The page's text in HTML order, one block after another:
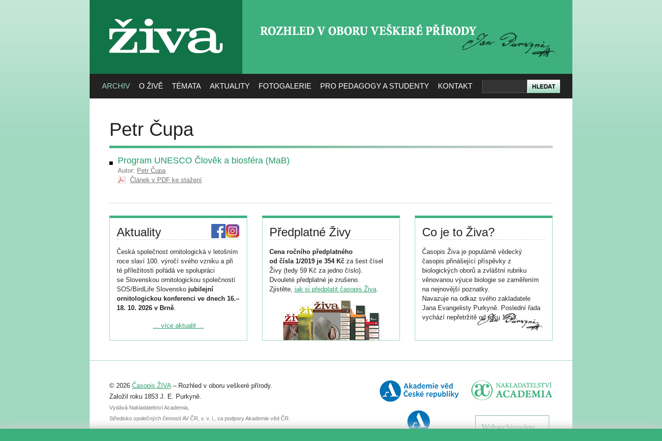
živa
ARCHIV O ŽIVĚ TÉMATA AKTUALITY FOTOGALERIE PRO PEDAGOGY A STUDENTY KONTAKT
Petr Čupa
Program UNESCO Člověk a biosféra (MaB)
Autor: Petr Čupa
Článek v PDF ke stažení
Aktuality
Česká společnost ornitologická v letošním
roce slaví 100. výročí svého vzniku a při
té příležitosti pořádá ve spolupráci
se Slovenskou ornitologickou společností
SOS/BirdLife Slovensko jubilejní
ornitologickou konferenci ve dnech 16.–
18. 10. 2026 v Brně.
Podrobnější informace ke konferenci
Registrovat se můžete do 6. září.
abstraktu přihlášené přednášky nebo
posteru je už 30. června.
... více aktualit ...
Předplatné Živy
Cena ročního předplatného
od čísla 1/2019 je 354 Kč za šest čísel
Živy (tedy 59 Kč za jedno číslo).
Dvouleté předplatné je zrušeno.
Zjistěte, jak si předplatit časopis Živa.
Co je to Živa?
Časopis Živa je populárně vědecký
časopis přinášející příspěvky z
biologických oborů a zvláštní rubriku
věnovanou výuce biologie se zaměřením
na nejnovější poznatky.
Navazuje na odkaz svého zakladatele
Jana Evangelisty Purkyně. Poslední řada
vychází nepřetržitě od roku 1953.
© 2026 Časopis ŽIVA– Rozhled v oboru veškeré přírody.
Založil roku 1853 J. E. Purkyně.
Vydává Nakladatelství Academia,
Středisko společných činností AV ČR, v. v. i., za podpory Akademie věd ČR.